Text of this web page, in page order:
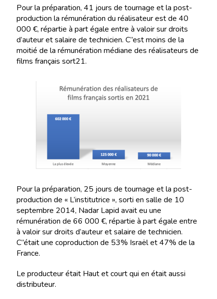
Pour la préparation, 41 jours de tournage et la post-
production la rémunération du réalisateur est de 40
000 €, répartie à part égale entre à valoir sur droits
d’auteur et salaire de technicien. C’’est moins de la
moitié de la rémunération médiane des réalisateurs de
films français sort21.
Pour la préparation, 25 jours de tournage et la post-
production de « L’institutrice », sorti en salle de 10
septembre 2014, Nadar Lapid avait eu une
rémunération de 66 000 €, répartie à part égale entre
à valoir sur droits d’auteur et salaire de technicien.
C’’était une coproduction de 53% Israël et 47% de la
France.
Le producteur était Haut et court qui en était aussi
distributeur.